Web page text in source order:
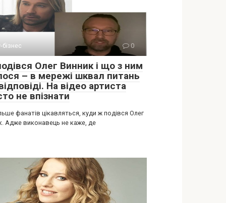
0
Олег Винник і що з ним
– в мережі шквал питань
На відео артиста
не впізнати
фанатів цікавляться, куди ж подівся Олег
Адже виконавець не каже, де